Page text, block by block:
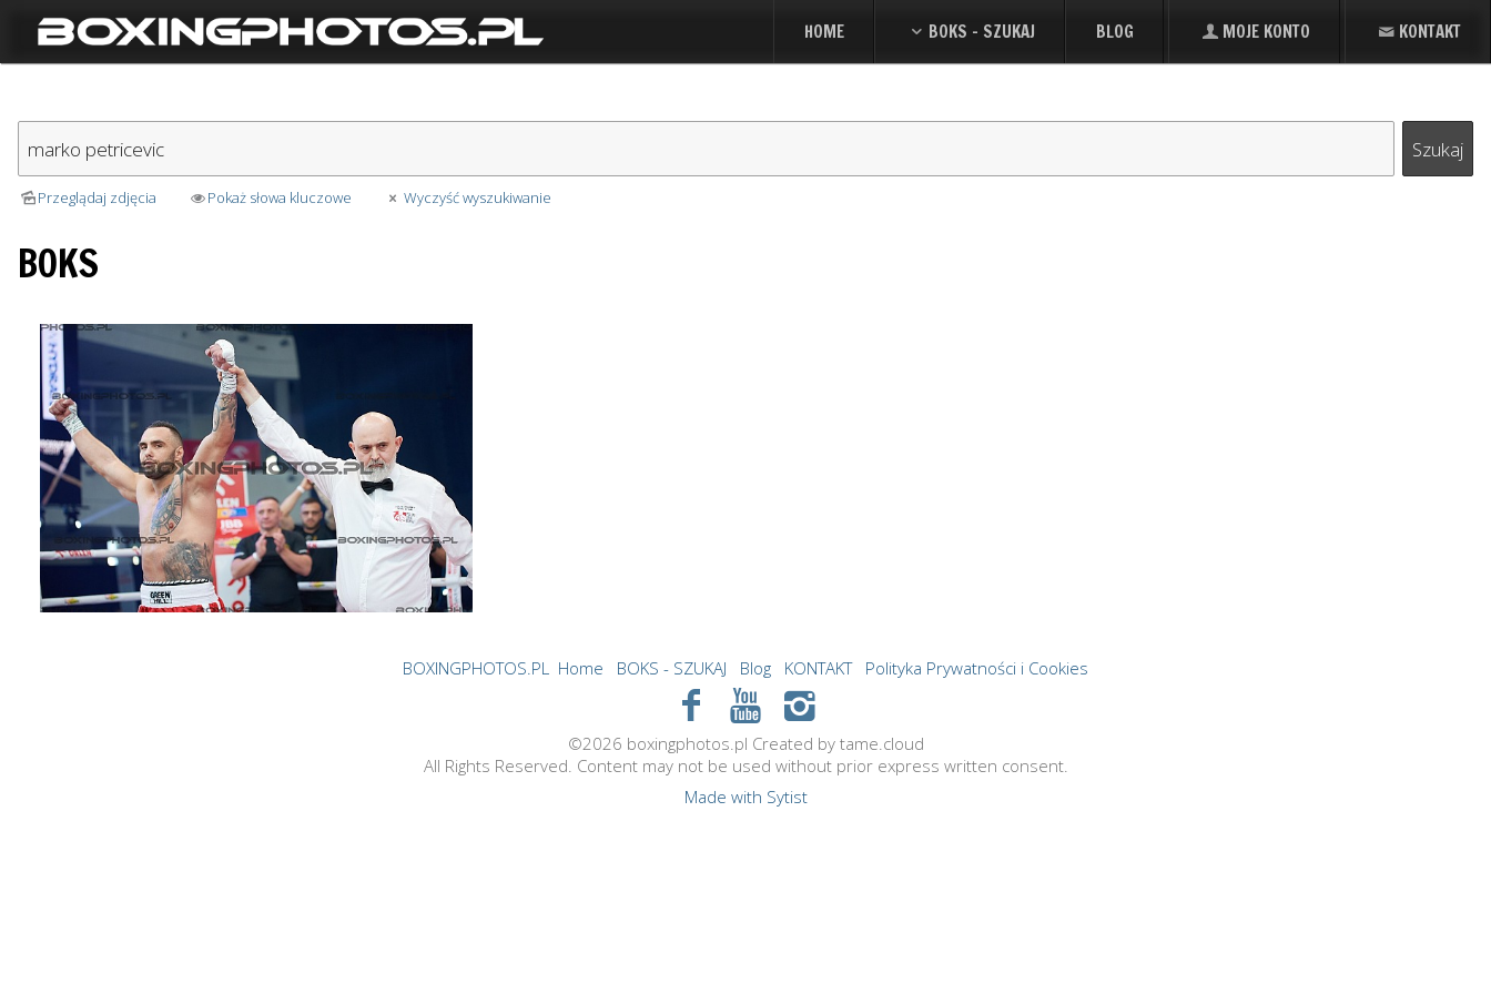
HOME BOKS - SZUKAJ BLOG MOJE KONTO KONTAKT
Przeglądaj zdjęcia Pokaż słowa kluczowe Wyczyść wyszukiwanie
BOKS
BOXINGPHOTOS.PL Home BOKS - SZUKAJ Blog KONTAKT Polityka Prywatności i Cookies
©2026 boxingphotos.pl Created by tame.cloud
All Rights Reserved. Content may not be used without prior express written consent.
Made with Sytist